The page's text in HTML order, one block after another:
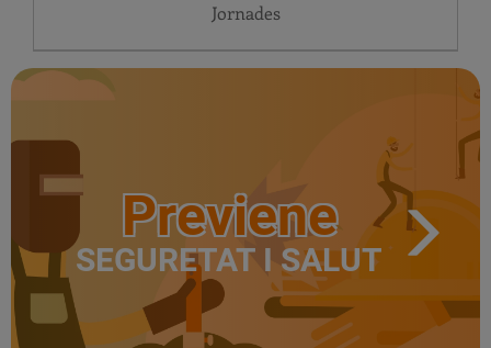
Jornades
Previene
SEGURETAT I SALUT